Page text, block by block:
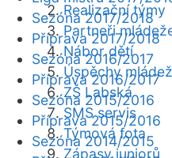
Realizační týmy
Partneři
Nábor dětí
Úspěchy
ZŠ Labská
SMS servis
Týmová fota
Zápasy juniorů
Sezóna 2017/2018
Příprava 2017/2018
Sezóna 2016/2017
Příprava 2016/2017
Sezóna 2015/2016
Příprava 2015/2016
Sezóna 2014/2015